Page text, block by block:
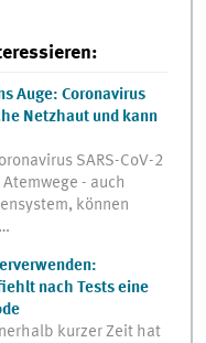
Auge: Coronavirus
Netzhaut und kann
SARS-CoV-2
- auch
können
nach Tests eine
kurzer Zeit hat